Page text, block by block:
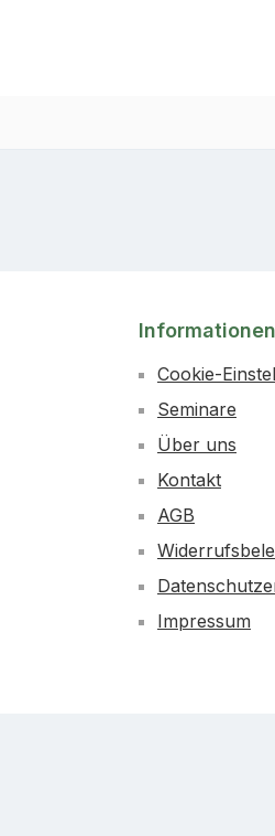
Informationen
Cookie-
Seminare
Über uns
Kontakt
AGB
Impressum